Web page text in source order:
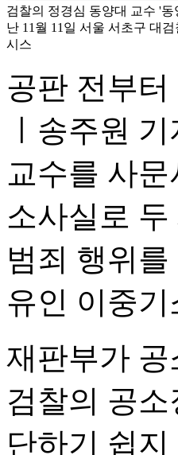
검찰의 정경심 동양대 교수 '
난 11월 11일 서울 서초구 대
시스
공판 전부
ㅣ송주원
교수를 사
소사실로
범죄 행위
유인 이중
재판부가
검찰의 공
단하기 쉽